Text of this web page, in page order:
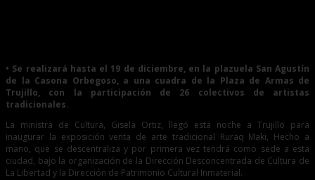
• Se realizará hasta el 19 de diciembre, en la plazuela San Agustín
de la Casona Orbegoso, a una cuadra de la Plaza de Armas de
Trujillo, con la participación de 26 colectivos de artistas
tradicionales.
La ministra de Cultura, Gisela Ortiz, llegó esta noche a Trujillo para
inaugurar la exposición venta de arte tradicional Ruraq Maki, Hecho a
mano, que se descentraliza y por primera vez tendrá como sede a esta
ciudad, bajo la organización de la Dirección Desconcentrada de Cultura de
La Libertad y la Dirección de Patrimonio Cultural Inmaterial.